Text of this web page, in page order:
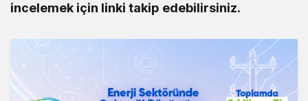
incelemek için linki takip edebilirsiniz.